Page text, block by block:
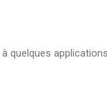
quelques